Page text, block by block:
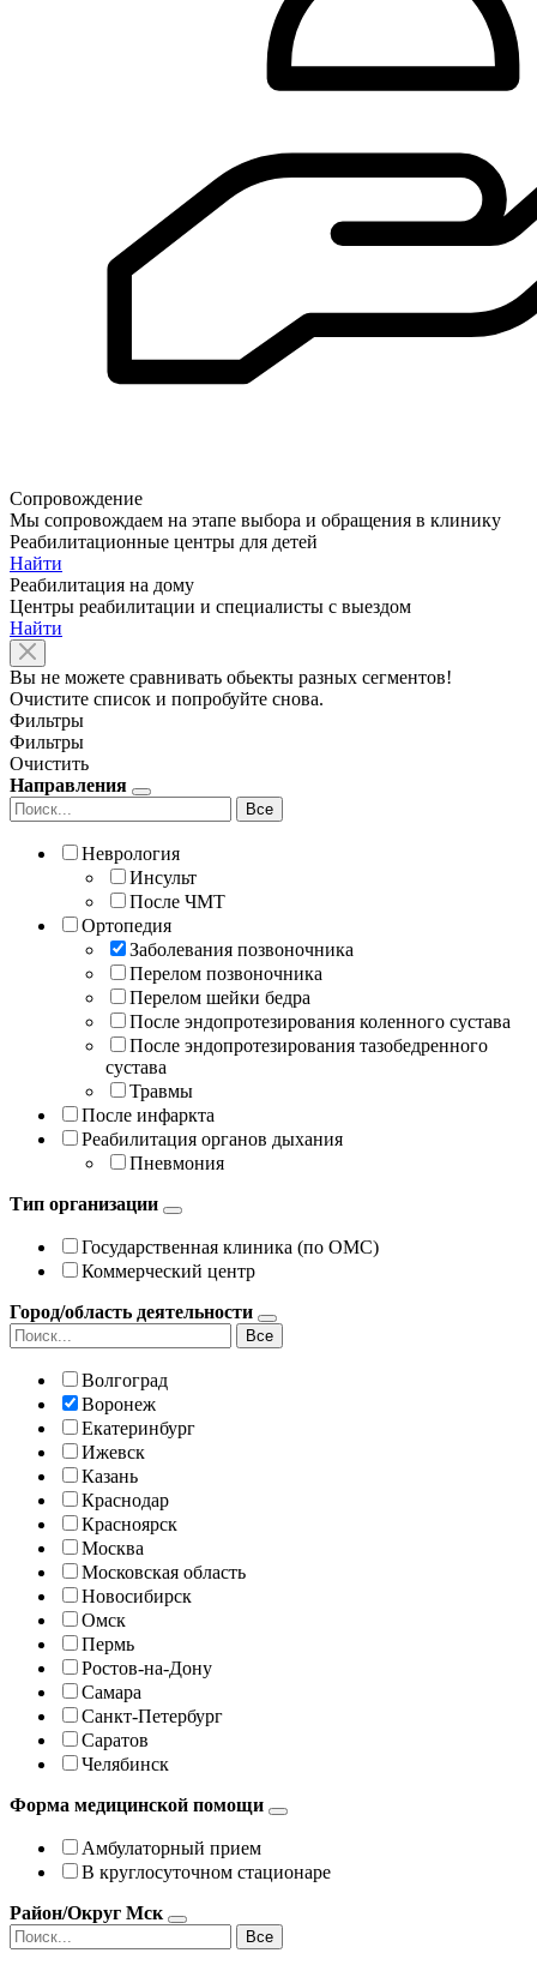
Сопровождение
Мы сопровождаем на этапе выбора и обращения в клинику
Реабилитационные центры для детей
Найти
Реабилитация на дому
Центры реабилитации и специалисты с выездом
Найти
Вы не можете сравнивать обьекты разных сегментов!
Очистите список и попробуйте снова.
Фильтры
Фильтры
Очистить
Направления
Все
Неврология
Инсульт
После ЧМТ
Ортопедия
Заболевания позвоночника
Перелом позвоночника
Перелом шейки бедра
После эндопротезирования коленного сустава
После эндопротезирования тазобедренного
сустава
Травмы
После инфаркта
Реабилитация органов дыхания
Пневмония
Тип организации
Государственная клиника (по ОМС)
Коммерческий центр
Город/область деятельности
Все
Волгоград
Воронеж
Екатеринбург
Ижевск
Казань
Краснодар
Красноярск
Москва
Московская область
Новосибирск
Омск
Пермь
Ростов-на-Дону
Самара
Санкт-Петербург
Саратов
Челябинск
Форма медицинской помощи
Амбулаторный прием
В круглосуточном стационаре
Район/Округ Мск
Все